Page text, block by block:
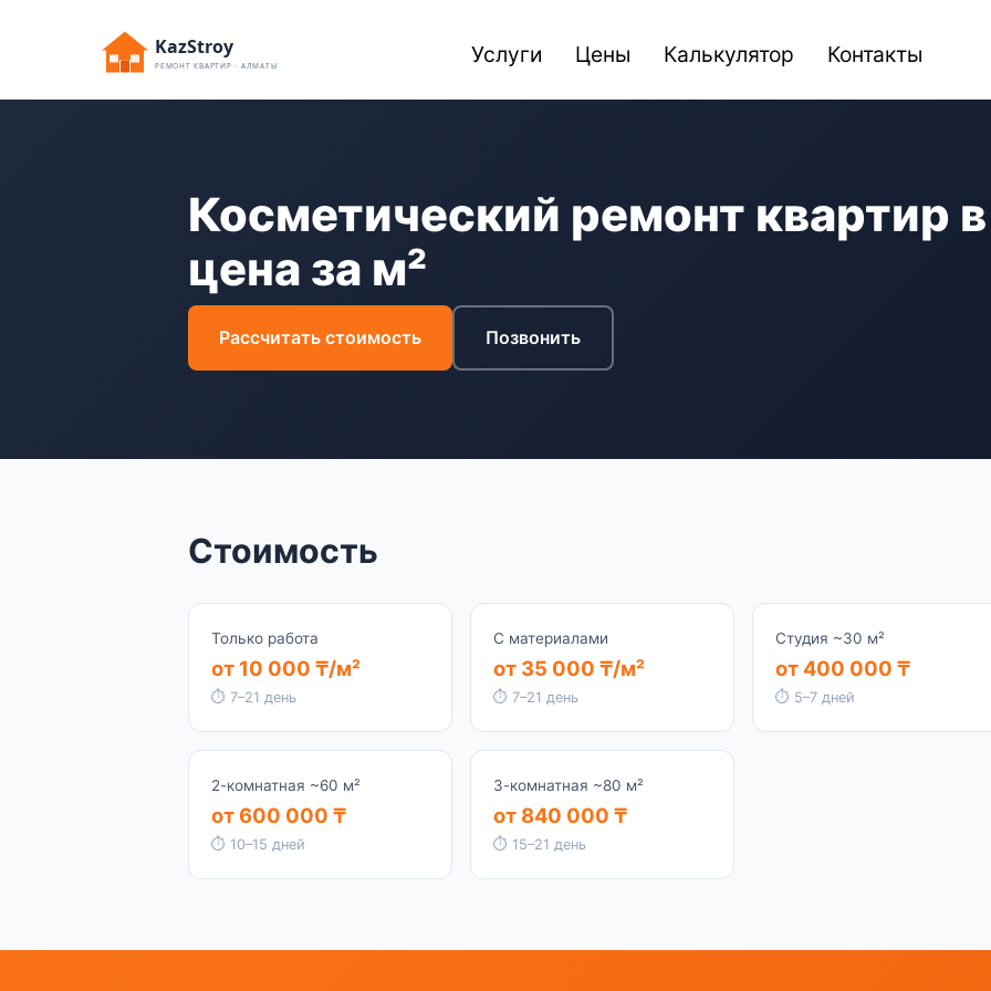
содержимому
KazStroy
РЕМОНТ КВАРТИР · АЛМАТЫ Услуги Цены Калькулятор Контакты
Косметический ремонт квартир
цена за м²
Рассчитать стоимость Позвонить
Стоимость
Только работа
от 10 000 ₸/м²
⏱ 7–21 день
С материалами
от 35 000 ₸/м²
⏱ 7–21 день
Студия ~30 м²
от 400 000 ₸
⏱ 5–7 дней
2-комнатная ~60 м²
от 600 000 ₸
⏱ 10–15 дней
3-комнатная ~80 м²
от 840 000 ₸
⏱ 15–21 день